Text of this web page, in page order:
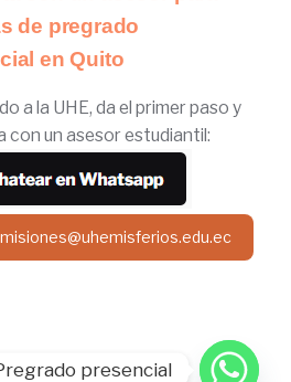
de pregrado
en Quito
a la UHE, da el primer paso y
con un asesor estudiantil:
presencial